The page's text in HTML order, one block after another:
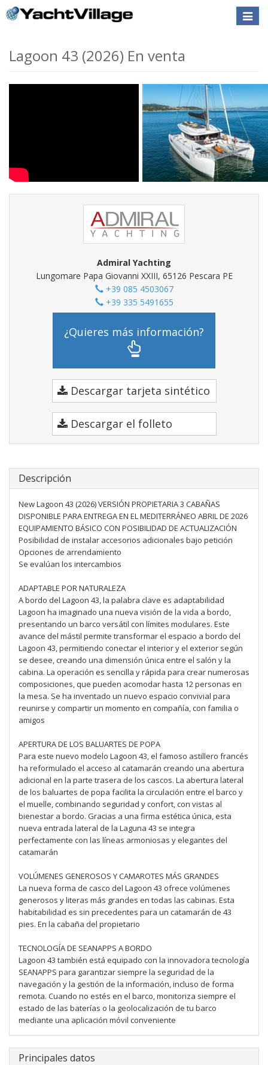
Toggle
Lagoon 43 (2026) En venta
Admiral Yachting
Lungomare Papa Giovanni XXIII, 65126 Pescara PE
+39 085 4503067
+39 335 5491655
¿Quieres más información?
Descargar tarjeta sintético
Descargar el folleto
Descripción
New Lagoon 43 (2026) VERSIÓN PROPIETARIA 3 CABAÑAS
DISPONIBLE PARA ENTREGA EN EL MEDITERRÁNEO ABRIL DE 2026
EQUIPAMIENTO BÁSICO CON POSIBILIDAD DE ACTUALIZACIÓN
Posibilidad de instalar accesorios adicionales bajo petición
Opciones de arrendamiento
Se evalúan los intercambios
ADAPTABLE POR NATURALEZA
A bordo del Lagoon 43, la palabra clave es adaptabilidad
Lagoon ha imaginado una nueva visión de la vida a bordo,
presentando un barco versátil con límites modulares. Este
avance del mástil permite transformar el espacio a bordo del
Lagoon 43, permitiendo conectar el interior y el exterior según
se desee, creando una dimensión única entre el salón y la
cabina. La operación es sencilla y rápida para crear numerosas
composiciones, que pueden acomodar hasta 12 personas en
la mesa. Se ha inventado un nuevo espacio convivial para
reunirse y compartir un momento en compañía, con familia o
amigos
APERTURA DE LOS BALUARTES DE POPA
Para este nuevo modelo Lagoon 43, el famoso astillero francés
ha reformulado el acceso al catamarán creando una abertura
adicional en la parte trasera de los cascos. La abertura lateral
de los baluartes de popa facilita la circulación entre el barco y
el muelle, combinando seguridad y confort, con vistas al
bienestar a bordo. Gracias a una firma estética única, esta
nueva entrada lateral de la Laguna 43 se integra
perfectamente con las líneas armoniosas y elegantes del
catamarán
VOLÚMENES GENEROSOS Y CAMAROTES MÁS GRANDES
La nueva forma de casco del Lagoon 43 ofrece volúmenes
generosos y literas más grandes en todas las cabinas. Esta
habitabilidad es sin precedentes para un catamarán de 43
pies. En la cabaña del propietario
TECNOLOGÍA DE SEANAPPS A BORDO
Lagoon 43 también está equipado con la innovadora tecnología
SEANAPPS para garantizar siempre la seguridad de la
navegación y la gestión de la información, incluso de forma
remota. Cuando no estés en el barco, monitoriza siempre el
estado de las baterías o la geolocalización de tu barco
mediante una aplicación móvil conveniente
Principales datos